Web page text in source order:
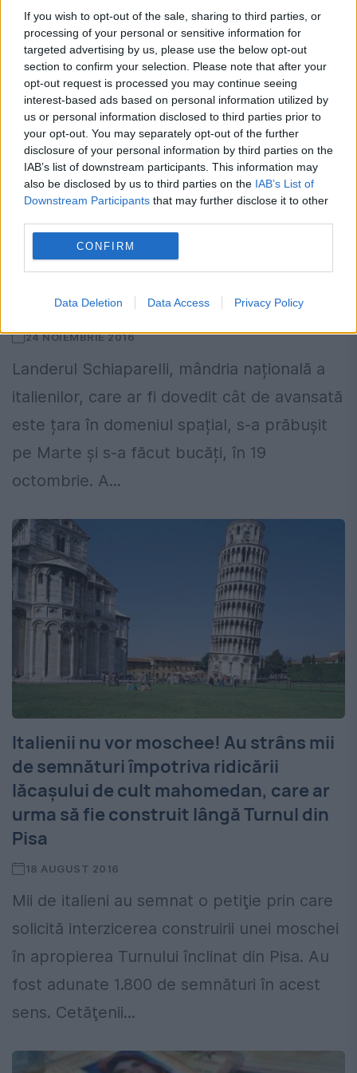
If you wish to opt-out of the sale, sharing to third parties, or
processing of your personal or sensitive information for
targeted advertising by us, please use the below opt-out
section to confirm your selection. Please note that after your
opt-out request is processed you may continue seeing
interest-based ads based on personal information utilized by
us or personal information disclosed to third parties prior to
your opt-out. You may separately opt-out of the further
disclosure of your personal information by third parties on the
IAB’s list of downstream participants. This information may
also be disclosed by us to third parties on the IAB’s List of
Downstream Participants that may further disclose it to other
CONFIRM
Data Deletion Data Access Privacy Policy
Acuzaţii grave la adresa unui specialist
român. Misiunea spaţială a italienilor
a prăbuşit şi s-a făcut bucăţi
24 NOIEMBRIE 2016
Landerul Schiaparelli, mândria națională a
italienilor, care ar fi dovedit cât de avansată
este țara în domeniul spațial, s-a prăbușit
pe Marte și s-a făcut bucăți, în 19
octombrie. A...
Italienii nu vor moschee! Au strâns mii
de semnături împotriva ridicării
lăcaşului de cult mahomedan, care ar
urma să fie construit lângă Turnul din
Pisa
18 AUGUST 2016
Mii de italieni au semnat o petiţie prin care
solicită interzicerea construirii unei moschei
în apropierea Turnului înclinat din Pisa. Au
fost adunate 1.800 de semnături în acest
sens. Cetăţenii...